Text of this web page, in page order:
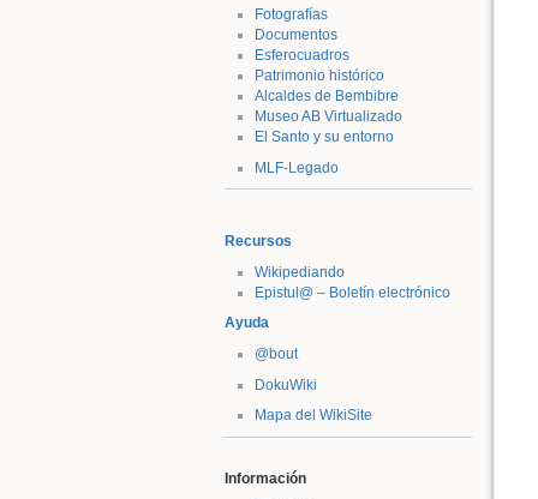
Fotografías
Documentos
Esferocuadros
Patrimonio histórico
Alcaldes de Bembibre
Museo AB Virtualizado
El Santo y su entorno
MLF-Legado
Recursos
Wikipediando
Epistul@ – Boletín electrónico
Ayuda
@bout
DokuWiki
Mapa del WikiSite
Información